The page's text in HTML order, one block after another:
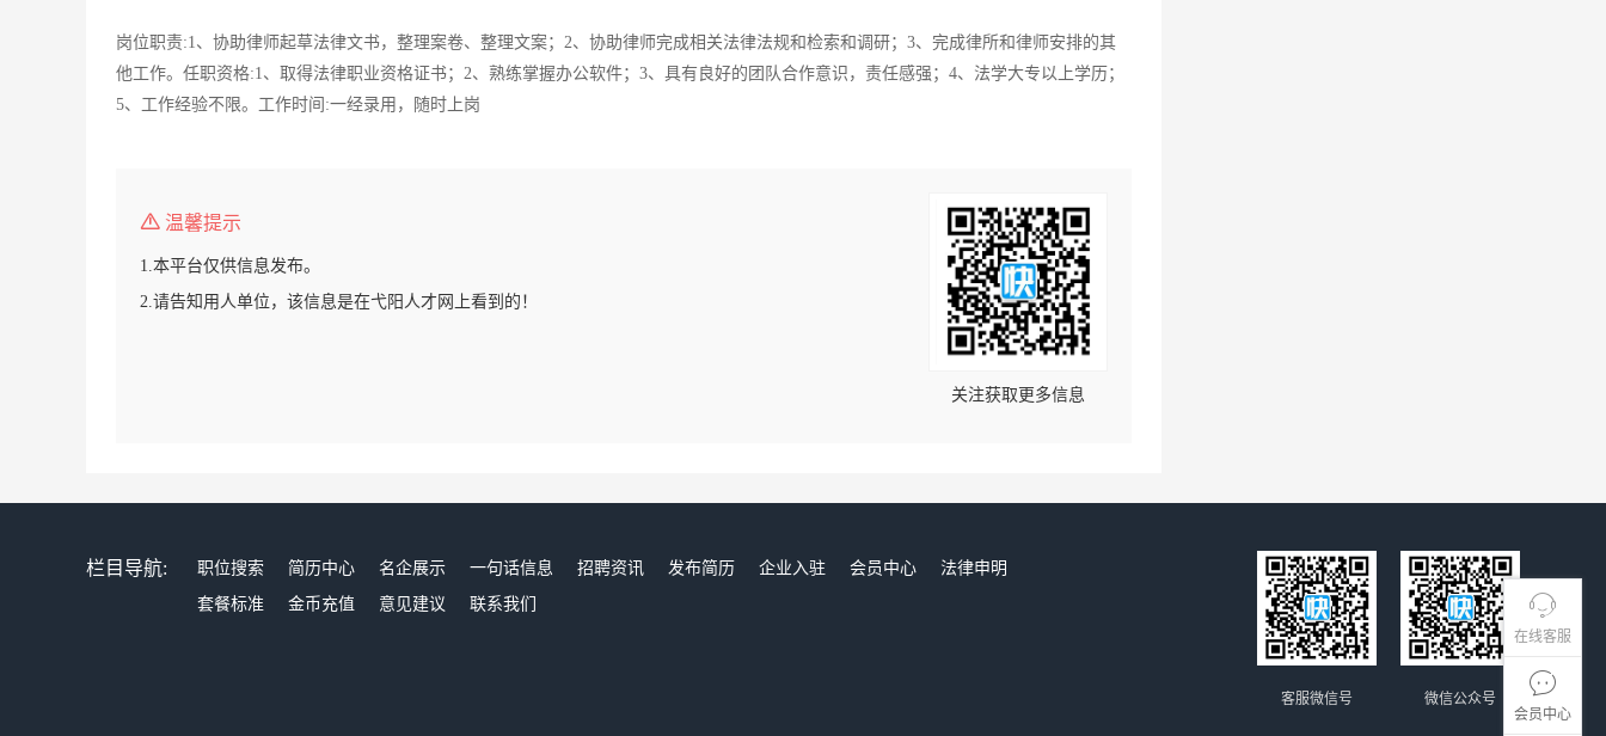
在线客服
会员中心
岗位职责:1、协助律师起草法律文书，整理案卷、整理文案；2、协助律师完成相关法律法规和检索和调研；3、完成律所和律师安排的其
他工作。任职资格:1、取得法律职业资格证书；2、熟练掌握办公软件；3、具有良好的团队合作意识，责任感强；4、法学大专以上学历；
5、工作经验不限。工作时间:一经录用，随时上岗
温馨提示
1.本平台仅供信息发布。
2.请告知用人单位，该信息是在弋阳人才网上看到的！
关注获取更多信息
栏目导航: 职位搜索 简历中心 名企展示 一句话信息 招聘资讯 发布简历 企业入驻 会员中心
法律申明
套餐标准
金币充值 意见建议 联系我们
微信公众号
客服微信号